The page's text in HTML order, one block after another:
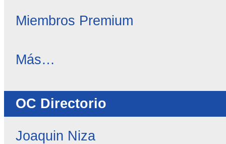
Miembros Premium
OC
Más…
OC Directorio
Joaquin Niza